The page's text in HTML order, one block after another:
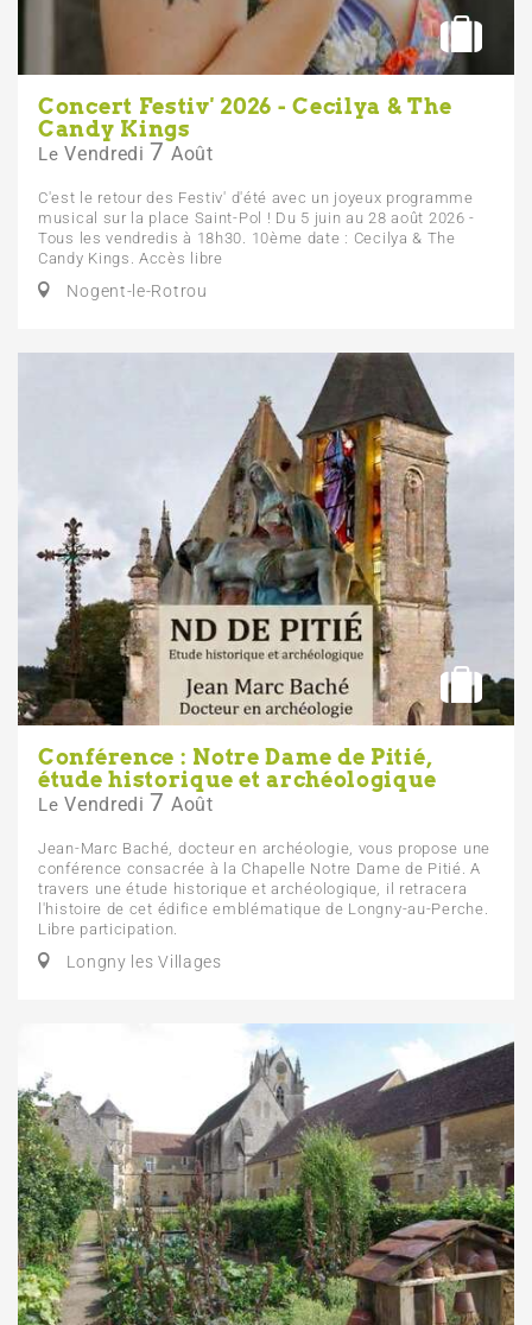
Concert Festiv' 2026 - Cecilya & The
Candy Kings
Le Vendredi 7 Août
C'est le retour des Festiv' d'été avec un joyeux programme
musical sur la place Saint-Pol ! Du 5 juin au 28 août 2026 -
Tous les vendredis à 18h30. 10ème date : Cecilya & The
Candy Kings. Accès libre
Nogent-le-Rotrou
Conférence : Notre Dame de Pitié,
étude historique et archéologique
Le Vendredi 7 Août
Jean-Marc Baché, docteur en archéologie, vous propose une
conférence consacrée à la Chapelle Notre Dame de Pitié. A
travers une étude historique et archéologique, il retracera
l'histoire de cet édifice emblématique de Longny-au-Perche.
Libre participation.
Longny les Villages